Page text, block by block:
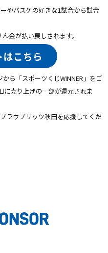
やバスケの好きな1試合から試合
金が払い戻しされます。
こちら
ら「スポーツくじWINNER」をご
に売り上げの一部が還元されま
ラウブリッツ秋田を応援してくだ